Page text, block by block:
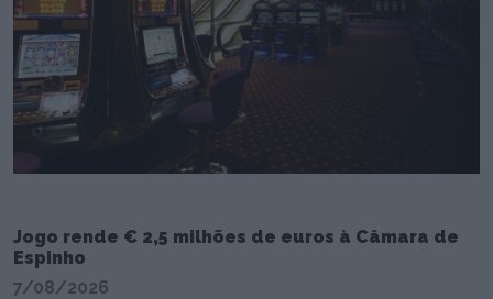
Jogo rende € 2,5 milhões de euros à Câmara de
Espinho
7/08/2026